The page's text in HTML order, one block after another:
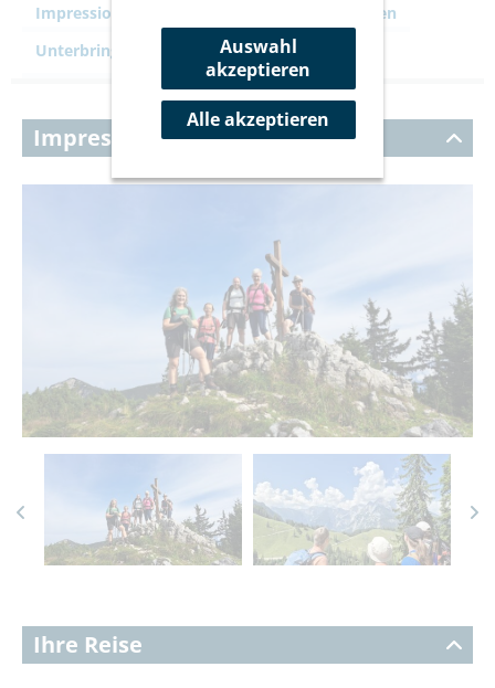
Impressionen
Leistungen
Unterbringung
Kommentare
Impressionen
Ihre Reise
Auswahl
akzeptieren
Alle akzeptieren